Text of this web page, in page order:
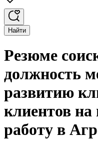
Найти
Резюме
должность
развитию
клиентов
работу в